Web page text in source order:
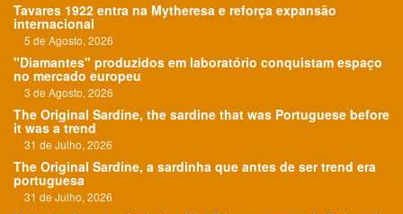
Tavares 1922 entra na Mytheresa e reforça expansão
internacional
5 de Agosto, 2026
"Diamantes" produzidos em laboratório conquistam espaço
no mercado europeu
3 de Agosto, 2026
The Original Sardine, the sardine that was Portuguese before
it was a trend
31 de Julho, 2026
The Original Sardine, a sardinha que antes de ser trend era
portuguesa
31 de Julho, 2026